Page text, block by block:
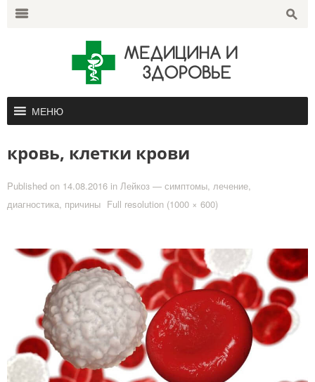
for: s
m
МЕНЮ
кровь, клетки крови
Published on 14.08.2016 in Лейкоз — симптомы, лечение,
диагностика, причины Full resolution (1000 × 600)